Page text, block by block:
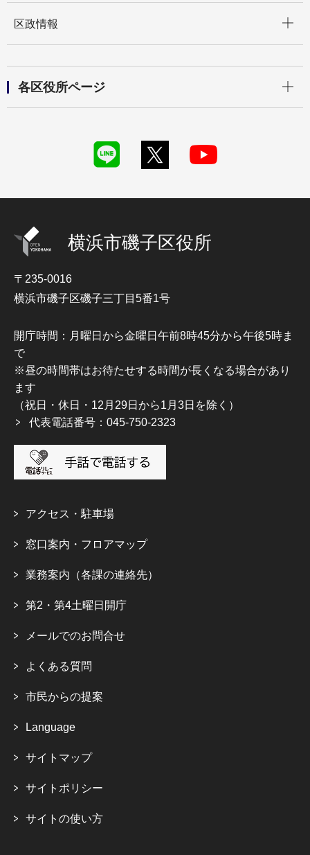
区政情報
各区役所ページ
横浜市磯子区役所
〒235-0016
横浜市磯子区磯子三丁目5番1号
開庁時間：月曜日から金曜日午前8時45分から午後5時ま
で
※昼の時間帯はお待たせする時間が長くなる場合があり
ます
（祝日・休日・12月29日から1月3日を除く）
代表電話番号：045-750-2323
アクセス・駐車場
窓口案内・フロアマップ
業務案内（各課の連絡先）
第2・第4土曜日開庁
メールでのお問合せ
よくある質問
市民からの提案
Language
サイトマップ
サイトポリシー
サイトの使い方